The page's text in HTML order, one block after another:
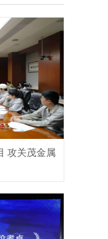
攻关茂金属